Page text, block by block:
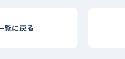
覧に戻る